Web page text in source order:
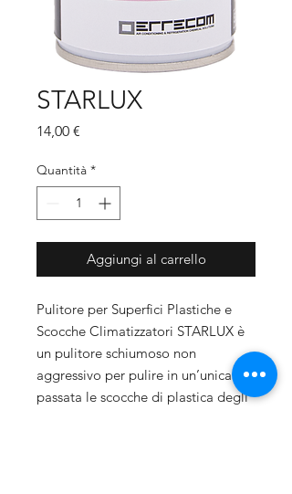
STARLUX
14,00 €
Quantità *
Aggiungi al carrello
Pulitore per Superfici Plastiche e
Scocche Climatizzatori STARLUX è
un pulitore schiumoso non
aggressivo per pulire in un’unica
passata le scocche di plastica degli